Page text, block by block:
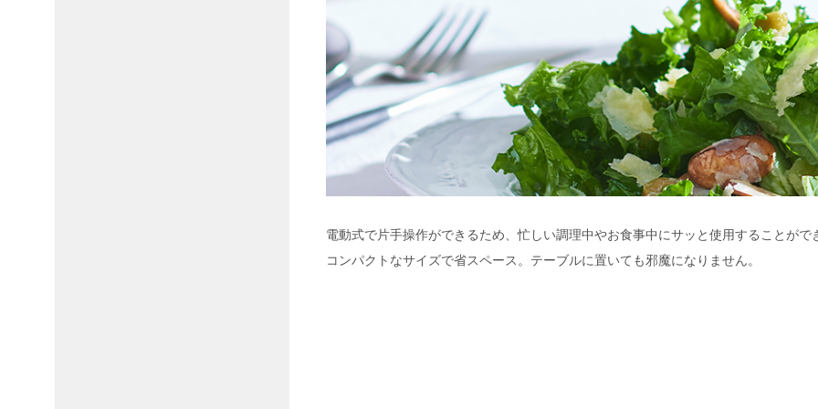
電動式で片手操作ができるため、忙しい調理中やお食事中にサッと使用することがで
コンパクトなサイズで省スペース。テーブルに置いても邪魔になりません。